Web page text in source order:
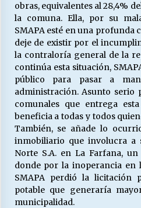
obras, equivalentes al 28,4%
la comuna. Ella, por su
SMAPA esté en una profunda
deje de existir por el
la contraloría general de la
continúa esta situación,
público para pasar a
administración. Asunto serio
comunales que entrega
beneficia a todas y todos
También, se añade lo
inmobiliario que involucra a
Norte S.A. en La Farfana,
donde por la inoperancia en
SMAPA perdió la licitación
potable que generaría
municipalidad.